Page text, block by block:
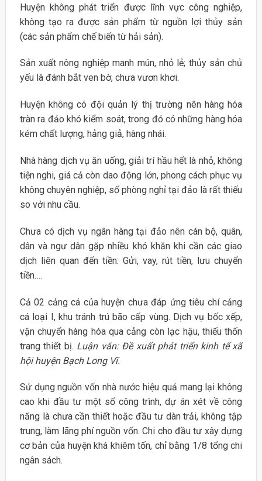
Huyện không phát triển được lĩnh vực công nghiệp,
không tạo ra được sản phẩm từ nguồn lợi thủy sản
(các sản phẩm chế biến từ hải sản).
Sản xuất nông nghiệp manh mún, nhỏ lẻ; thủy sản chủ
yếu là đánh bắt ven bờ, chưa vươn khơi.
Huyện không có đội quản lý thị trường nên hàng hóa
tràn ra đảo khó kiểm soát, trong đó có những hàng hóa
kém chất lượng, hảng giả, hàng nhái.
Nhà hàng dịch vụ ăn uống, giải trí hầu hết là nhỏ, không
tiện nghi, giá cả còn dao động lớn, phong cách phục vụ
không chuyên nghiệp, số phòng nghỉ tại đảo là rất thiếu
so với nhu cầu.
Chưa có dịch vụ ngân hàng tại đảo nên cán bộ, quân,
dân và ngư dân gặp nhiều khó khăn khi cần các giao
dịch liên quan đến tiền: Gửi, vay, rút tiền, lưu chuyển
tiền….
Cả 02 cảng cá của huyện chưa đáp ứng tiêu chí cảng
cá loại I, khu tránh trú bão cấp vùng. Dịch vụ bốc xếp,
vận chuyển hàng hóa qua cảng còn lạc hậu, thiếu thốn
trang thiết bị. Luận văn: Đề xuất phát triển kinh tế xã
hội huyện Bạch Long Vĩ.
Sử dụng nguồn vốn nhà nước hiệu quả mang lại không
cao khi đầu tư một số công trình, dự án xét về công
năng là chưa cần thiết hoặc đầu tư dàn trải, không tập
trung, làm lãng phí nguồn vốn. Chi cho đầu tư xây dựng
cơ bản của huyện khá khiêm tốn, chỉ bằng 1/8 tổng chi
ngân sách.